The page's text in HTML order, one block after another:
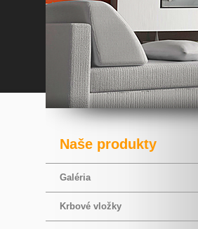
Naše produkty
Galéria
Krbové vložky